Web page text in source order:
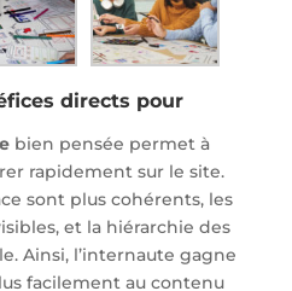
directs pour
bien pensée permet à
rapidement sur le site.
sont plus cohérents, les
et la hiérarchie des
Ainsi, l’internaute gagne
facilement au contenu